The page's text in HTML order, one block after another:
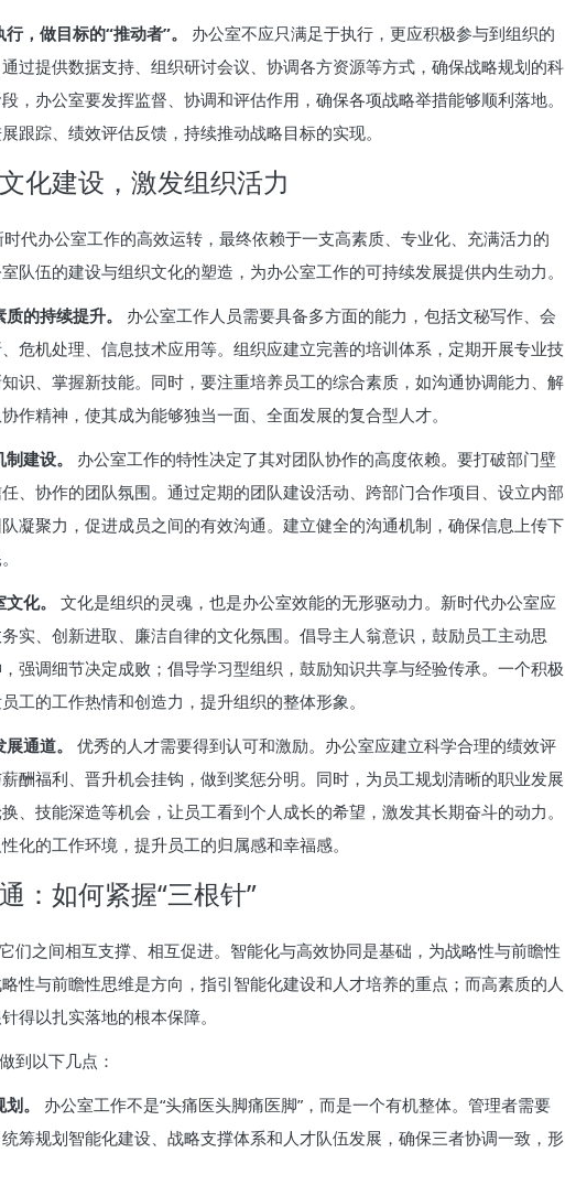
，做目标的“推动者”。
办公室不应只满足于执行，更应积极参与到组织的
过提供数据支持、组织研讨会议、协调各方资源等方式，确保战略规划的科
，办公室要发挥监督、协调和评估作用，确保各项战略举措能够顺利落地。
跟踪、绩效评估反馈，持续推动战略目标的实现。
化建设，激发组织活力
代办公室工作的高效运转，最终依赖于一支高素质、专业化、充满活力的
队伍的建设与组织文化的塑造，为办公室工作的可持续发展提供内生动力。
的持续提升。
办公室工作人员需要具备多方面的能力，包括文秘写作、会
危机处理、信息技术应用等。组织应建立完善的培训体系，定期开展专业技
识、掌握新技能。同时，要注重培养员工的综合素质，如沟通协调能力、解
作精神，使其成为能够独当一面、全面发展的复合型人才。
建设。
办公室工作的特性决定了其对团队协作的高度依赖。要打破部门壁
、协作的团队氛围。通过定期的团队建设活动、跨部门合作项目、设立内部
凝聚力，促进成员之间的有效沟通。建立健全的沟通机制，确保信息上传下
化。
文化是组织的灵魂，也是办公室效能的无形驱动力。新时代办公室应
实、创新进取、廉洁自律的文化氛围。倡导主人翁意识，鼓励员工主动思
强调细节决定成败；倡导学习型组织，鼓励知识共享与经验传承。一个积极
工的工作热情和创造力，提升组织的整体形象。
通道。
优秀的人才需要得到认可和激励。办公室应建立科学合理的绩效评
酬福利、晋升机会挂钩，做到奖惩分明。同时，为员工规划清晰的职业发展
、技能深造等机会，让员工看到个人成长的希望，激发其长期奋斗的动力。
化的工作环境，提升员工的归属感和幸福感。
：如何紧握“三根针”
们之间相互支撑、相互促进。智能化与高效协同是基础，为战略性与前瞻性
性与前瞻性思维是方向，指引智能化建设和人才培养的重点；而高素质的人
得以扎实落地的根本保障。
到以下几点：
。
办公室工作不是“头痛医头脚痛医脚”，而是一个有机整体。管理者需要
筹规划智能化建设、战略支撑体系和人才队伍发展，确保三者协调一致，形